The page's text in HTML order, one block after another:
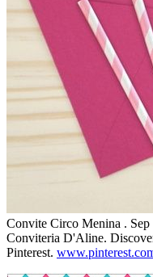
Convite Circo Menina .
Conviteria D'Aline.
Pinterest.